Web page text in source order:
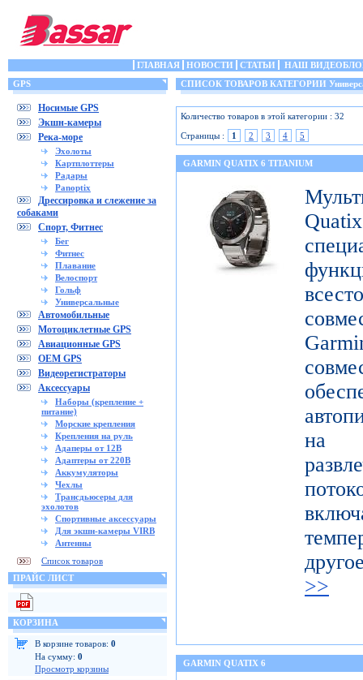
ГЛАВНАЯ НОВОСТИ СТАТЬИ
НАШ
GPS
Носимые GPS
Экшн-камеры
Река-море
Эхолоты
Картплоттеры
Радары
Panoptix
Дрессировка и слежение за
собаками
Спорт, Фитнес
Бег
Фитнес
Плавание
Велоспорт
Гольф
Универсальные
Автомобильные
Мотоциклетные GPS
Авиационные GPS
OEM GPS
Видеорегистраторы
Аксессуары
Наборы (крепление +
питание)
Морские крепления
Крепления на руль
Адаперы от 12В
Адаптеры от 220В
Аккумуляторы
Чехлы
Трансдьюсеры для
эхолотов
Спортивные аксессуары
Для экшн-камеры VIRB
Антенны
Список товаров
ПРАЙС ЛИСТ
КОРЗИНА
В корзине товаров: 0
На сумму: 0
Просмотр корзины
СПИСОК ТОВАРОВ КАТЕГОРИИ
Количество товаров в этой категории : 32
Страницы :
1 2 3 4 5
GARMIN QUATIX 6 TITANIUM
на
>>
GARMIN QUATIX 6